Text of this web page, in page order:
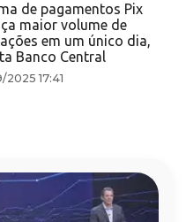
de pagamentos Pix
maior volume de
em um único dia,
Banco Central
17:41